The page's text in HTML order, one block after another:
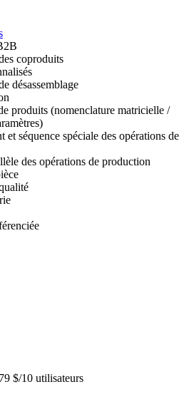
coproduits
désassemblage
produits (nomenclature matricielle /
et séquence spéciale des opérations de
des opérations de production
$/10 utilisateurs